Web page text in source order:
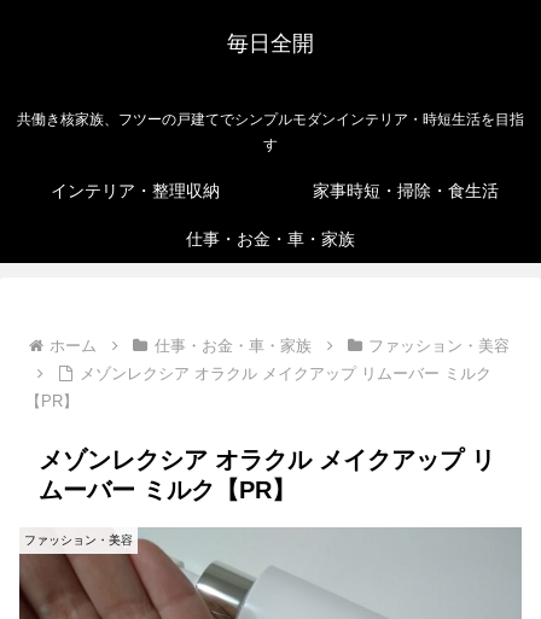
毎日全開
共働き核家族、フツーの戸建てでシンプルモダンインテリア・時短生活を目指
す
インテリア・整理収納 家事時短・掃除・食生活
仕事・お金・車・家族
ホーム 仕事・お金・車・家族
ファッション・美容
メゾンレクシア オラクル メイクアップ リムーバー ミルク
【PR】
メゾンレクシア オラクル メイクアップ リ
ムーバー ミルク【PR】
ファッション・美容